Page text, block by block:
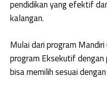
pendidikan yang efektif
kalangan.
Mulai dari program
program Eksekutif
bisa memilih sesuai